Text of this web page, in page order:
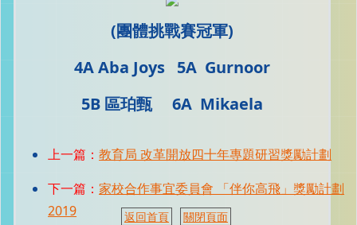
(團體挑戰賽冠軍)
4A Aba Joys 5A Gurnoor
5B 區珀甄 6A Mikaela
上一篇：教育局 改革開放四十年專題研習獎勵計劃
下一篇：家校合作事宜委員會 「伴你高飛」獎勵計劃
2019
返回首頁 關閉頁面